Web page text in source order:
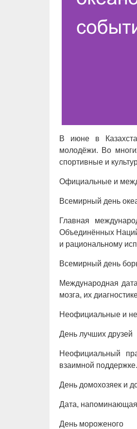
В июне в
молодёжи. Во
спортивные и
Официальные и
Всемирный день
Главная
Объединённых
и рациональному
Всемирный день
Международная
мозга, их
Неофициальные и
День лучших друзей
Неофициальный
взаимной поддержке.
День домохозяек и
Дата, напоминающая
День мороженого